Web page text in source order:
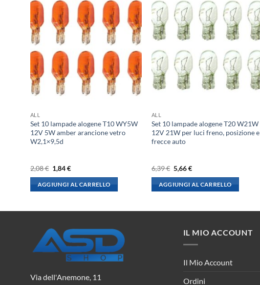
ALL
Set 10 lampade alogene T10 WY5W
12V 5W amber arancione vetro
W2,1×9,5d
2,08€ Il
prezzo
originale
era:
1,84€Il
attuale
è:
AGGIUNGI AL CARRELLO
ALL
Set 10 lampade alogene T20 W21W
12V 21W per luci freno, posizione e
frecce auto
6,39€ Il
prezzo
originale
era:
5,66€Il
attuale
è:
AGGIUNGI AL CARRELLO
Via dell'Anemone, 11
IL MIO ACCOUNT
Il Mio Account
Ordini